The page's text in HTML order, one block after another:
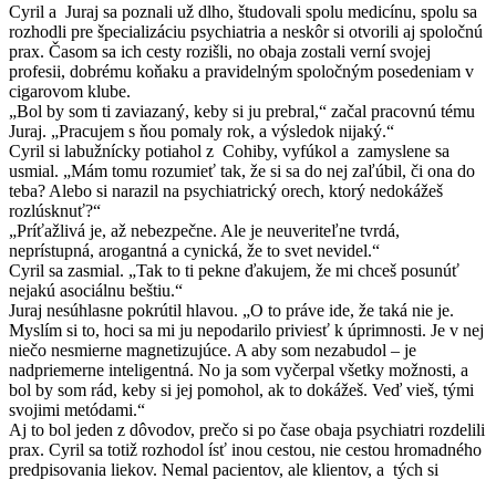
Cyril a Juraj sa poznali už dlho, študovali spolu medicínu, spolu sa
rozhodli pre špecializáciu psychiatria a neskôr si otvorili aj spoločnú
prax. Časom sa ich cesty rozišli, no obaja zostali verní svojej
profesii, dobrému koňaku a pravidelným spoločným posedeniam v
cigarovom klube.
„Bol by som ti zaviazaný, keby si ju prebral,“ začal pracovnú tému
Juraj. „Pracujem s ňou pomaly rok, a výsledok nijaký.“
Cyril si labužnícky potiahol z Cohiby, vyfúkol a zamyslene sa
usmial. „Mám tomu rozumieť tak, že si sa do nej zaľúbil, či ona do
teba? Alebo si narazil na psychiatrický orech, ktorý nedokážeš
rozlúsknuť?“
„Príťažlivá je, až nebezpečne. Ale je neuveriteľne tvrdá,
neprístupná, arogantná a cynická, že to svet nevidel.“
Cyril sa zasmial. „Tak to ti pekne ďakujem, že mi chceš posunúť
nejakú asociálnu beštiu.“
Juraj nesúhlasne pokrútil hlavou. „O to práve ide, že taká nie je.
Myslím si to, hoci sa mi ju nepodarilo priviesť k úprimnosti. Je v nej
niečo nesmierne magnetizujúce. A aby som nezabudol – je
nadpriemerne inteligentná. No ja som vyčerpal všetky možnosti, a
bol by som rád, keby si jej pomohol, ak to dokážeš. Veď vieš, tými
svojimi metódami.“
Aj to bol jeden z dôvodov, prečo si po čase obaja psychiatri rozdelili
prax. Cyril sa totiž rozhodol ísť inou cestou, nie cestou hromadného
predpisovania liekov. Nemal pacientov, ale klientov, a tých si